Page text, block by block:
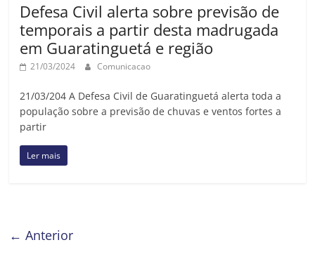
Defesa Civil alerta sobre previsão de
temporais a partir desta madrugada
em Guaratinguetá e região
21/03/2024 Comunicacao
21/03/204 A Defesa Civil de Guaratinguetá alerta toda a
população sobre a previsão de chuvas e ventos fortes a
partir
Ler mais
← Anterior